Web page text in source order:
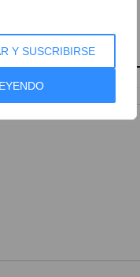
Y SUSCRIBIRSE